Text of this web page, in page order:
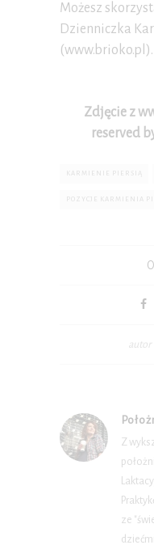
Możesz
Dzienniczka
(www.brioko.pl).
Zdjęcie z
reserved
KARMIENIE PIERSIĄ
POZYCJE KARMIENIA
autor
Z
ze